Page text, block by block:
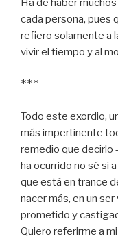
Ha de haber
cada persona, pues
refiero solamente a
vivir el tiempo y al
***
Todo este exordio,
más impertinente
remedio que decirlo
ha ocurrido no sé si
que está en trance
nacer más, en un
prometido y
Quiero referirme a